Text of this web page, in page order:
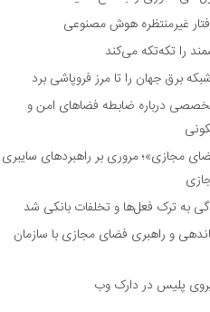
غیرمنتظره هوش مصنوعی
را تکه‌تکه می‌کند
برق جهان را تا مرز فروپاشی برد
درباره ضابطه فضا‌های امن و
مجازی»؛ مروری بر راهبرد‌های سایبری
به ترک فعل‌ها و تخلفات بانکی شد
و راهبری فضای مجازی با سازمان